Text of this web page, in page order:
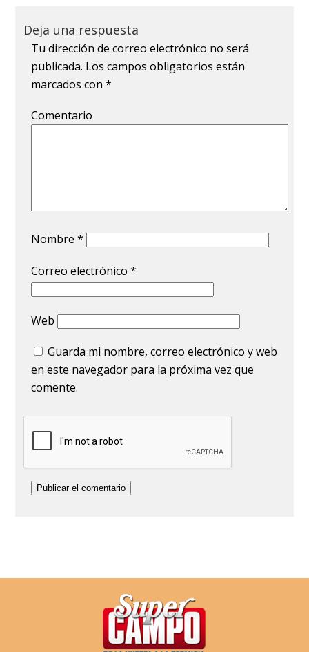
Deja una respuesta
Tu dirección de correo electrónico no será
publicada. Los campos obligatorios están
marcados con*
Comentario
Nombre*
Correo electrónico*
Web
Guarda mi nombre, correo electrónico y web
en este navegador para la próxima vez que
comente.